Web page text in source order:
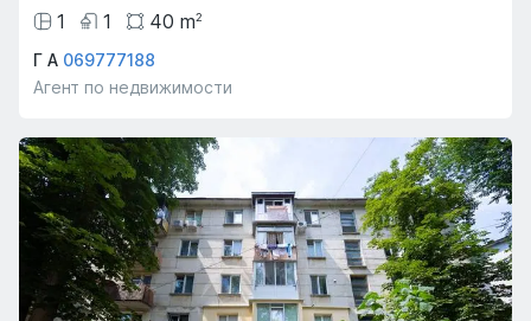
1
1 40 m2
Г А 069777188
Агент по недвижимости